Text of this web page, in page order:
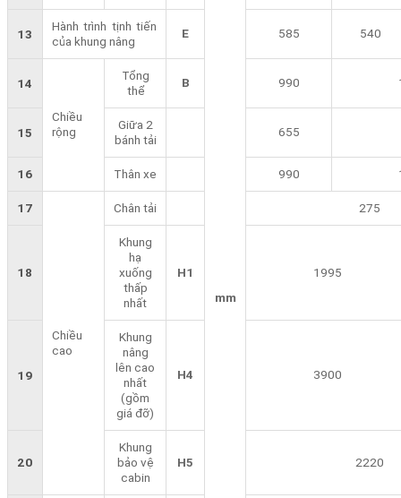
mm
13
Hành trình tịnh tiến
của khung nâng
E 585 540
14
Chiều
rộng
Tổng
thể
B 990
15
Giữa 2
bánh tải
655
16 Thân xe 990
17
Chiều
cao
Chân tải 275
18
Khung
hạ
xuống
thấp
nhất
H1 1995
19
Khung
nâng
lên cao
nhất
(gồm
giá đỡ)
H4 3900
20
Khung
bảo vệ
cabin
H5 2220